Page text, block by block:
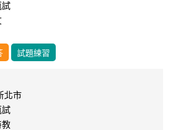
試
試題練習
北市
試
教